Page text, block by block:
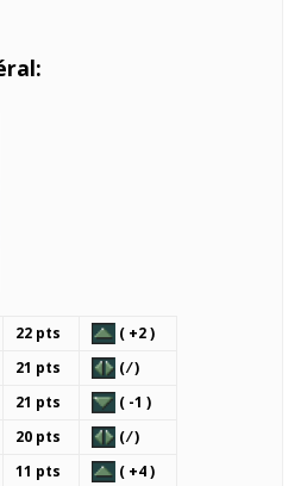
22 pts
( +2 )
21 pts
( ⁄ )
21 pts
( -1 )
20 pts
( ⁄ )
11 pts
( +4 )